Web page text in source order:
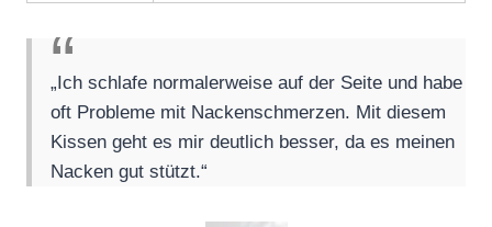
„Ich schlafe normalerweise auf der Seite und habe
oft Probleme mit Nackenschmerzen. Mit diesem
Kissen geht es mir deutlich besser, da es meinen
Nacken gut stützt.“